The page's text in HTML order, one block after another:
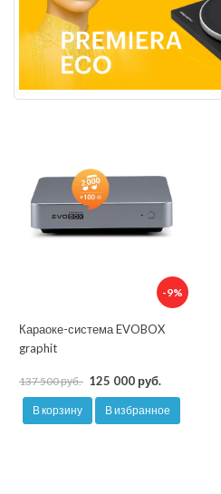
-9%
Караоке-система EVOBOX
graphit
137 500 руб. 125 000 руб.
В корзину В избранное